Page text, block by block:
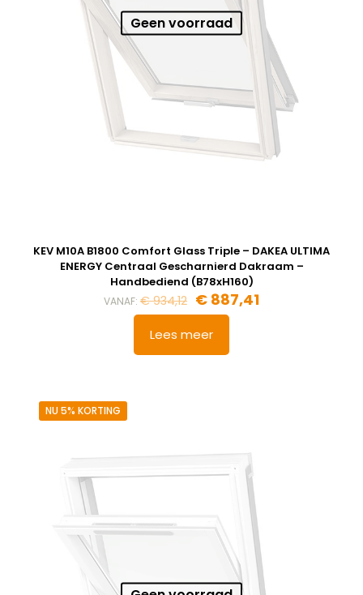
Geen voorraad
KEV M10A B1800 Comfort Glass Triple – DAKEA ULTIMA
ENERGY Centraal Gescharnierd Dakraam –
Handbediend (B78xH160)
VANAF: €934,12 € 887,41
Lees meer
NU 5% KORTING